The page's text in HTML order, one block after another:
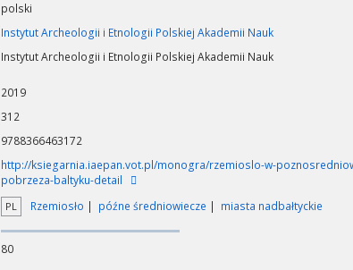
polski
Instytut Archeologii i Etnologii Polskiej Akademii Nauk
Instytut Archeologii i Etnologii Polskiej Akademii Nauk
2019
312
9788366463172
http://ksiegarnia.iaepan.vot.pl/monogra/rzemioslo-w-
pobrzeza-baltyku-detail
PL Rzemiosło późne średniowiecze miasta nadbałtyckie
80